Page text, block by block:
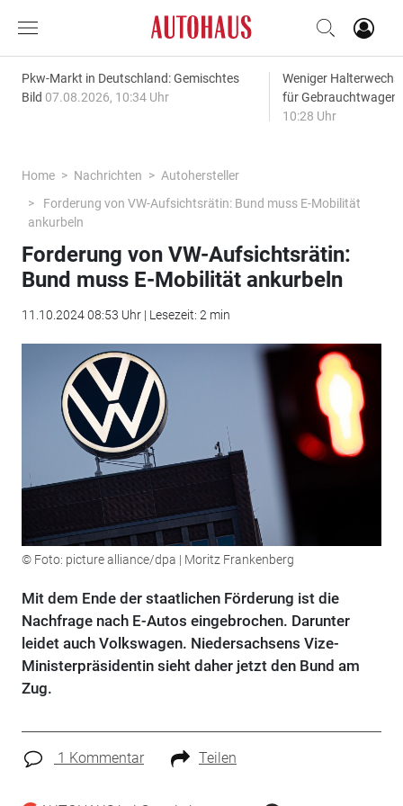
Pkw-Markt in Deutschland: Gemischtes
Bild 07.08.2026, 10:34 Uhr
Weniger
für
10:28 Uhr
Home Nachrichten
Autohersteller
Forderung von VW-Aufsichtsrätin: Bund muss E-Mobilität
ankurbeln
Forderung von VW-Aufsichtsrätin:
Bund muss E-Mobilität ankurbeln
11.10.2024 08:53 Uhr | Lesezeit: 2 min
© Foto: picture alliance/dpa | Moritz Frankenberg
Mit dem Ende der staatlichen Förderung ist die
Nachfrage nach E-Autos eingebrochen. Darunter
leidet auch Volkswagen. Niedersachsens Vize-
Ministerpräsidentin sieht daher jetzt den Bund am
Zug.
1 Kommentar Teilen